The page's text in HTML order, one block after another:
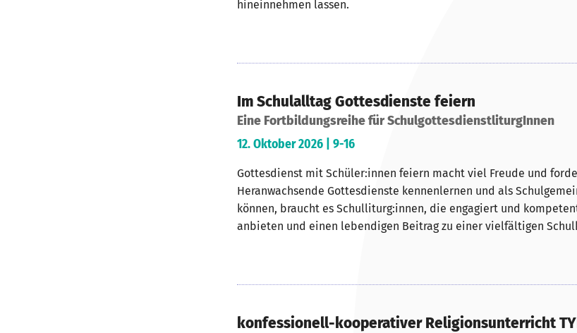
hineinnehmen lassen.
Im Schulalltag Gottesdienste feiern
Eine Fortbildungsreihe für SchulgottesdienstliturgInnen
12. Oktober 2026 | 9-16
Gottesdienst mit Schüler:innen feiern macht viel Freude und
Heranwachsende Gottesdienste kennenlernen und als
können, braucht es Schulliturg:innen, die engagiert und
anbieten und einen lebendigen Beitrag zu einer vielfältigen
konfessionell-kooperativer Religionsunterricht